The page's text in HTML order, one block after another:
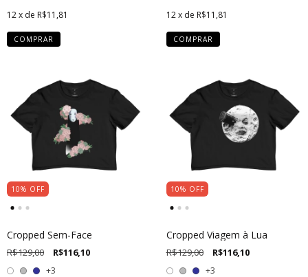
12x de R$11,81
COMPRAR
12 x de R$11,81
COMPRAR
10% OFF
Cropped Sem-Face
R$129,00 R$116,10
+3
10% OFF
Cropped Viagem à Lua
R$129,00 R$116,10
+3